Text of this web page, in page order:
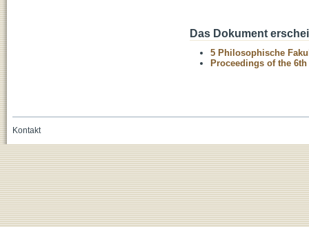
Das Dokument
5 Philosophische
Proceedings of the
Kontakt